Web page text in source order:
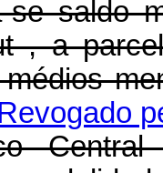
se saldo
, a
Central